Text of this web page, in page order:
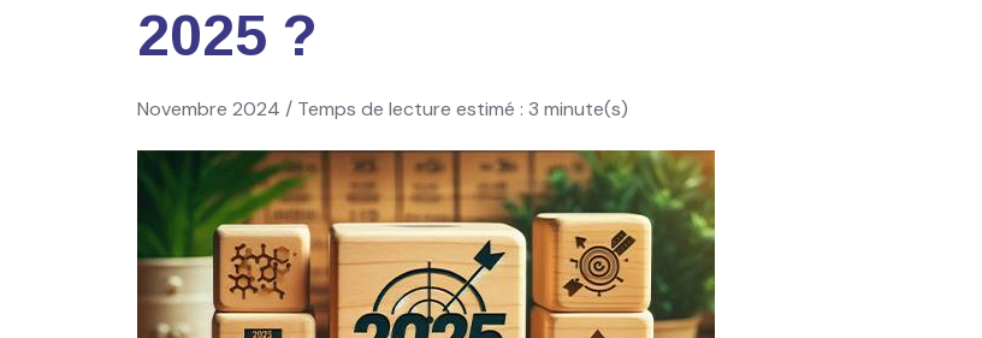
2025 ?
Novembre 2024 / Temps de lecture estimé : 3 minute(s)